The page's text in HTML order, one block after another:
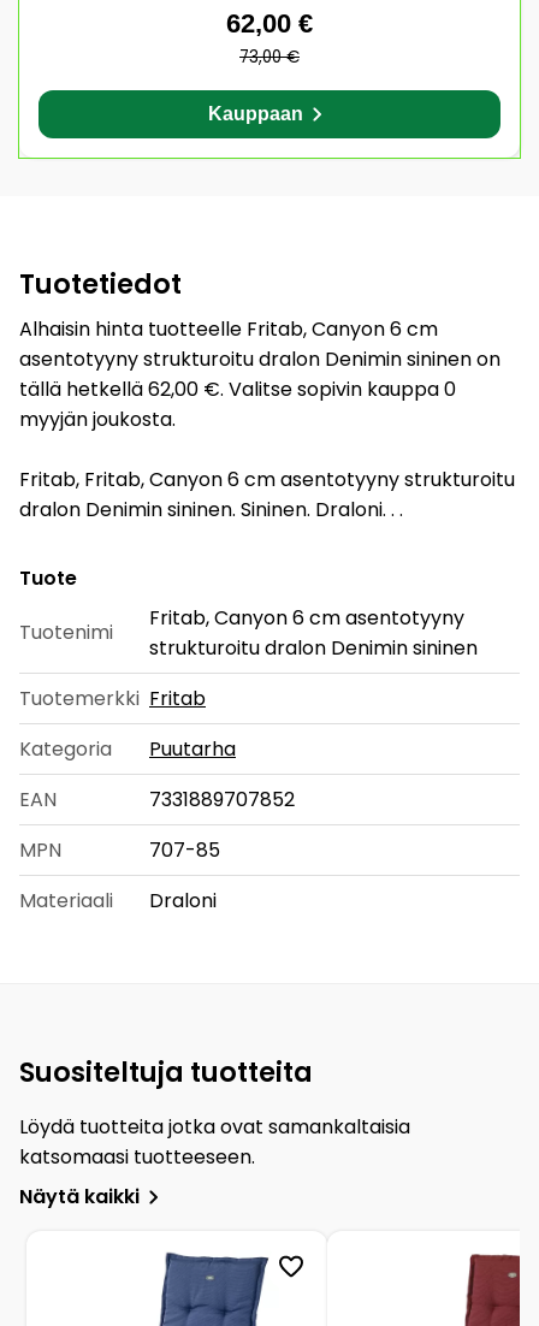
62,00 €
73,00 €
Kauppaan
Tuotetiedot
Alhaisin hinta tuotteelle Fritab, Canyon 6 cm
asentotyyny strukturoitu dralon Denimin sininen on
tällä hetkellä 62,00 €. Valitse sopivin kauppa 0
myyjän joukosta.
Fritab, Fritab, Canyon 6 cm asentotyyny strukturoitu
dralon Denimin sininen. Sininen. Draloni. . .
Tuote
Tuotenimi
Fritab, Canyon 6 cm asentotyyny
strukturoitu dralon Denimin sininen
Tuotemerkki Fritab
Kategoria
Puutarha
EAN
7331889707852
MPN
707-85
Materiaali
Draloni
Suositeltuja tuotteita
Löydä tuotteita jotka ovat samankaltaisia
katsomaasi tuotteeseen.
Näytä kaikki